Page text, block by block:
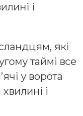
і
які
таймі все
у ворота
і